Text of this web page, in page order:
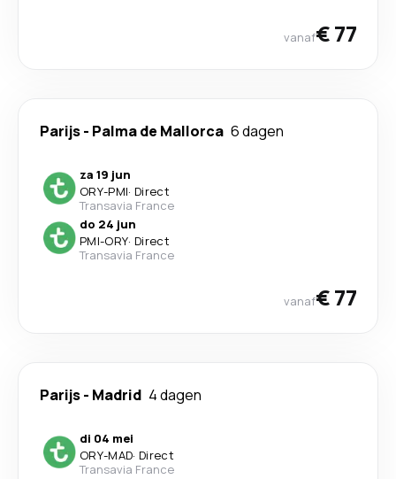
vanaf€ 77
Parijs- Palma de Mallorca 6 dagen
za 19 jun
ORY-PMI· Direct
Transavia France
do 24 jun
PMI-ORY· Direct
Transavia France
vanaf€ 77
Parijs- Madrid 4 dagen
di 04 mei
ORY-MAD· Direct
Transavia France